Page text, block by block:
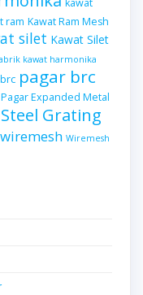
ram Kawat Ram Mesh
silet Kawat Silet
kawat harmonika
pagar brc
Pagar Expanded Metal
Steel Grating
wiremesh Wiremesh